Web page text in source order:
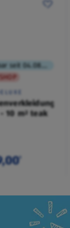
- 10 m² teak
¹